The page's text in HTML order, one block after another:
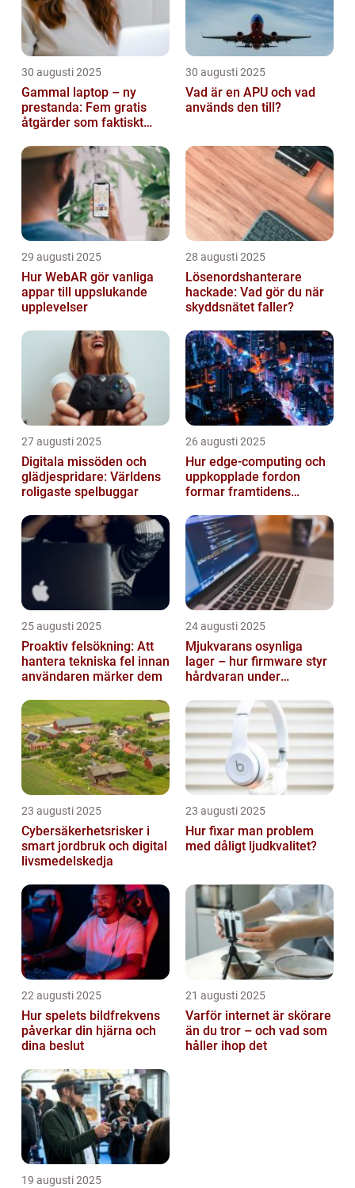
30 augusti 2025
Gammal laptop – ny
prestanda: Fem gratis
åtgärder som faktiskt
30 augusti 2025
Vad är en APU och vad
används den till?
29 augusti 2025
Hur WebAR gör vanliga
appar till uppslukande
upplevelser
28 augusti 2025
Lösenordshanterare
hackade: Vad gör du när
skyddsnätet faller?
27 augusti 2025
Digitala missöden och
glädjespridare: Världens
roligaste spelbuggar
26 augusti 2025
Hur edge‑computing och
uppkopplade fordon
formar framtidens
25 augusti 2025
Proaktiv felsökning: Att
hantera tekniska fel innan
användaren märker dem
24 augusti 2025
Mjukvarans osynliga
lager – hur firmware styr
hårdvaran under
23 augusti 2025
Cybersäkerhetsrisker i
smart jordbruk och digital
livsmedelskedja
23 augusti 2025
Hur fixar man problem
med dåligt ljudkvalitet?
22 augusti 2025
Hur spelets bildfrekvens
påverkar din hjärna och
dina beslut
21 augusti 2025
Varför internet är skörare
än du tror – och vad som
håller ihop det
19 augusti 2025